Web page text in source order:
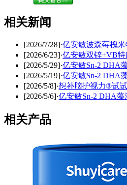
相关新闻
[2026/7/28]·亿安敏波森莓槐
[2026/6/23]·亿安敏双锌+VB
[2026/5/29]·亿安敏Sn-2 DHA
[2026/5/19]·亿安敏Sn-2 DHA
[2026/5/8]·想补脑护视力®试
[2026/5/6]·亿安敏Sn-2 DHA
相关产品